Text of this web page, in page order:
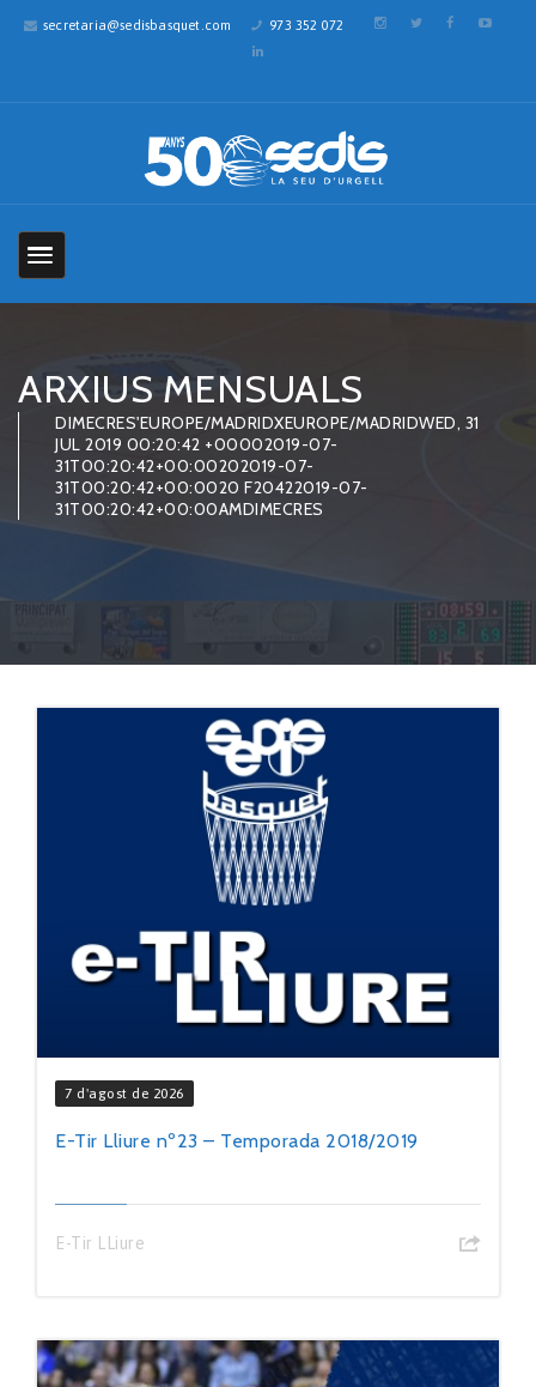
secretaria@sedisbasquet.com 973 352 072
ARXIUS MENSUALS
DIMECRES'EUROPE/MADRIDXEUROPE/MADRIDWED, 31
JUL 2019 00:20:42 +00002019-07-
31T00:20:42+00:00202019-07-
31T00:20:42+00:0020 F20422019-07-
31T00:20:42+00:00AMDIMECRES
7 d'agost de 2026
E-Tir Lliure nº23 – Temporada 2018/2019
E-Tir LLiure